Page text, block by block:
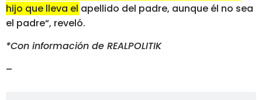
hijo que lleva el apellido del padre, aunque él no sea
el padre“, reveló.
*Con información de REALPOLITIK
–